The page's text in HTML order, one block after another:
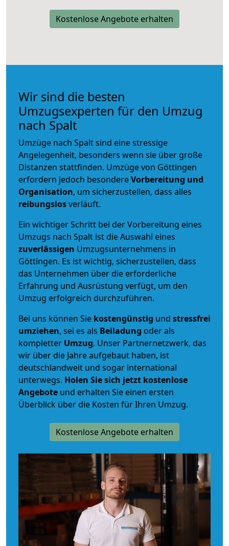
Kostenlose Angebote erhalten
Wir sind die besten
Umzugsexperten für den Umzug
nach Spalt
Umzüge nach Spalt sind eine stressige
Angelegenheit, besonders wenn sie über große
Distanzen stattfinden. Umzüge von Göttingen
erfordern jedoch besondereVorbereitung und
Organisation, um sicherzustellen, dass alles
reibungslosverläuft.
Ein wichtiger Schritt bei der Vorbereitung eines
Umzugs nach Spalt ist die Auswahl eines
zuverlässigen Umzugsunternehmens in
Göttingen. Es ist wichtig, sicherzustellen, dass
das Unternehmen über die erforderliche
Erfahrung und Ausrüstung verfügt, um den
Umzug erfolgreich durchzuführen.
Bei uns können Sie kostengünstig und stressfrei
umziehen, sei es als Beiladung oder als
kompletter Umzug. Unser Partnernetzwerk, das
wir über die Jahre aufgebaut haben, ist
deutschlandweit und sogar international
unterwegs. Holen Sie sich jetzt kostenlose
Angebote und erhalten Sie einen ersten
Überblick über die Kosten für Ihren Umzug.
Kostenlose Angebote erhalten